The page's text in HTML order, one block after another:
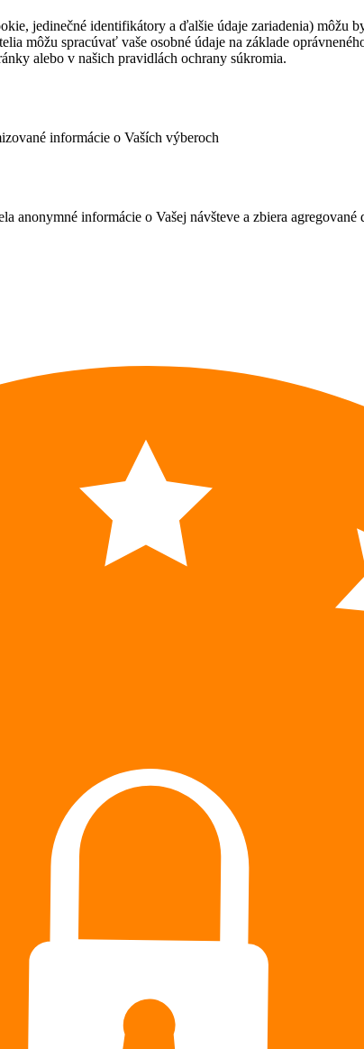
jedinečné identifikátory a ďalšie údaje zariadenia)
môžu spracúvať vaše osobné údaje na základe
alebo v našich pravidlách ochrany súkromia.
informácie o Vaších výberoch
anonymné informácie o Vašej návšteve a zbiera